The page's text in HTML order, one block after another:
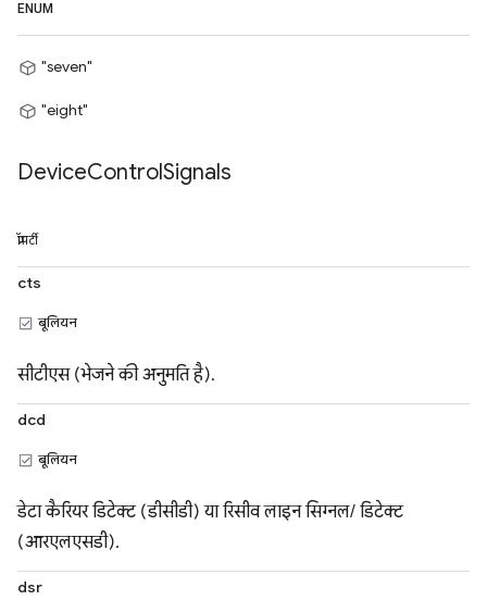
ENUM
"seven"
"eight"
DeviceControlSignals
प्रॉपर्टी
cts
बूलियन
सीटीएस (भेजने की अनुमति है).
dcd
बूलियन
डेटा कैरियर डिटेक्ट (डीसीडी) या रिसीव लाइन सिग्नल/ डिटेक्ट
(आरएलएसडी).
dsr